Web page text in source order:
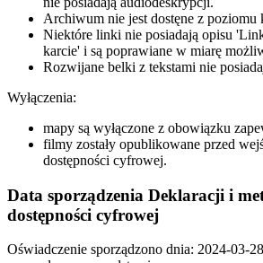
Archiwum nie jest dostęne z poziomu
Niektóre linki nie posiadają opisu
karcie' i są poprawiane w miarę
Rozwijane belki z tekstami nie
Wyłączenia:
mapy są wyłączone z obowiązku
filmy zostały opublikowane przed
dostępności cyfrowej.
Data sporządzenia Deklaracji i
dostępności cyfrowej
Oświadczenie sporządzono dnia: 2024-03-28